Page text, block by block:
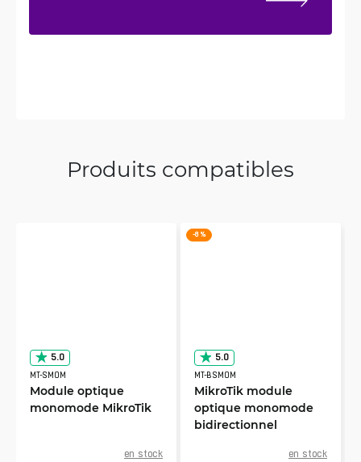
Produits compatibles
5.0
MT-SMOM
Module optique
monomode MikroTik
en stock
-8 %
5.0
MT-BSMOM
MikroTik module
optique monomode
bidirectionnel
en stock